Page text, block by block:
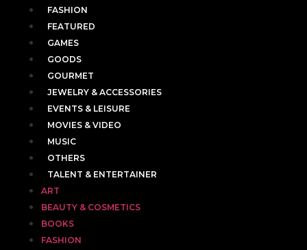
FASHION
FEATURED
GAMES
GOODS
GOURMET
JEWELRY & ACCESSORIES
EVENTS & LEISURE
MOVIES & VIDEO
MUSIC
OTHERS
TALENT & ENTERTAINER
ART
BEAUTY & COSMETICS
BOOKS
FASHION